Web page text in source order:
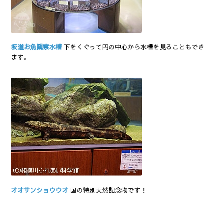
坂道お魚観察水槽 下をくぐって円の中心から水槽を見ることもでき
ます。
オオサンショウウオ 国の特別天然記念物です！